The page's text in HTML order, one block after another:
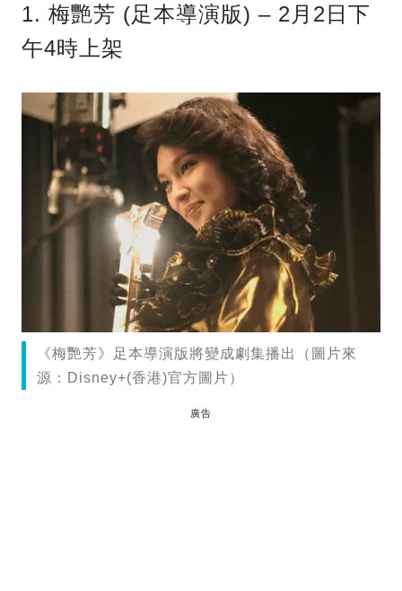
1. 梅艷芳 (足本導演版) – 2月2日下
午4時上架
《梅艷芳》足本導演版將變成劇集播出（圖片來
源：Disney+(香港)官方圖片）
廣告